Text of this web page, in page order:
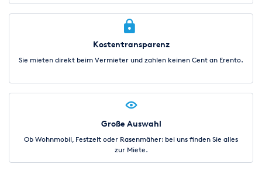
Kostentransparenz
Sie mieten direkt beim Vermieter und zahlen keinen Cent an Erento.
Große Auswahl
Ob Wohnmobil, Festzelt oder Rasenmäher: bei uns finden Sie alles
zur Miete.